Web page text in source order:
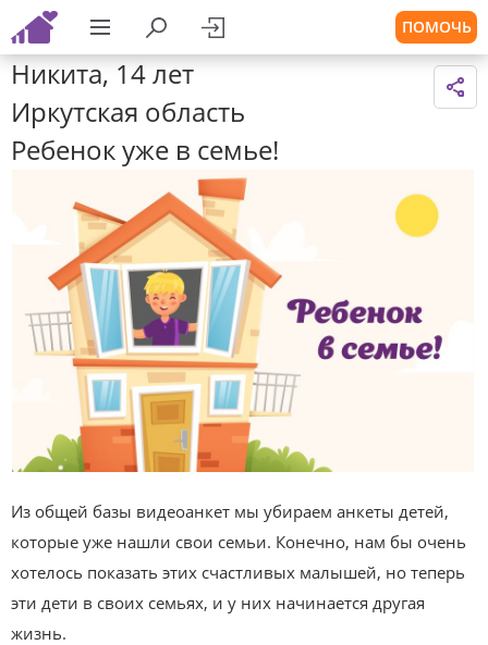
ПОМОЧЬ
Никита, 14 лет
Иркутская область
Ребенок уже в семье!
Из общей базы видеоанкет мы убираем анкеты детей,
которые уже нашли свои семьи. Конечно, нам бы очень
хотелось показать этих счастливых малышей, но теперь
эти дети в своих семьях, и у них начинается другая
жизнь.